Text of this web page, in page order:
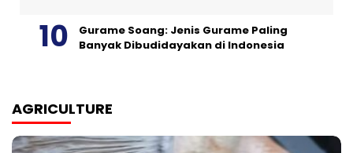
Gurame Soang: Jenis Gurame Paling
Banyak Dibudidayakan di Indonesia
AGRICULTURE